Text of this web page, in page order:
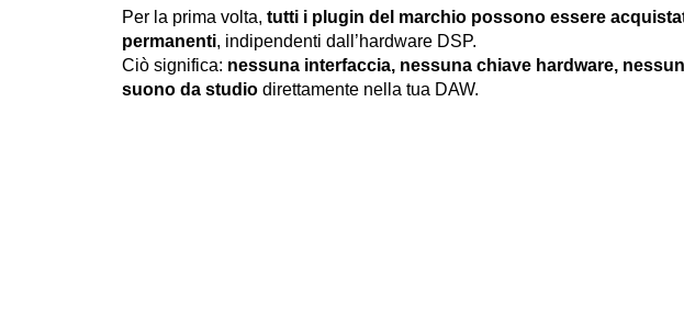
Per la prima volta, tutti i plugin del marchio possono essere
permanenti, indipendenti dall’hardware DSP.
Ciò significa: nessuna interfaccia, nessuna chiave hardware,
suono da studio direttamente nella tua DAW.